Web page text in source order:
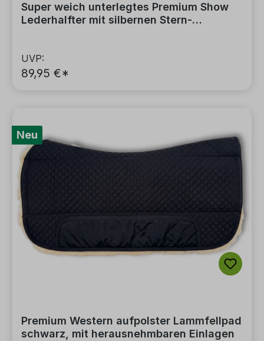
Super weich unterlegtes Premium Show
Lederhalfter mit silbernen Stern-
UVP:
89,95 €*
Neu
Premium Western aufpolster Lammfellpad
schwarz, mit herausnehmbaren Einlagen